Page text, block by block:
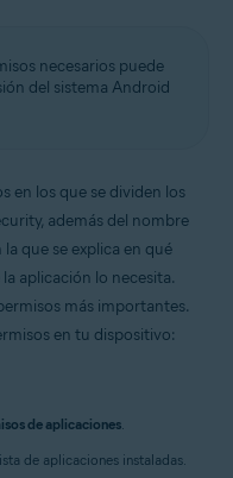
necesarios puede
del sistema Android
en los que se dividen los
además del nombre
que se explica en qué
aplicación lo necesita.
más importantes.
en tu dispositivo:
de aplicaciones.
de aplicaciones instaladas.